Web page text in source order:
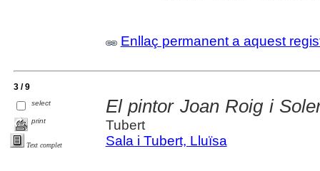
Enllaç permanent a aquest
3 / 9
select
print
Text complet
El pintor Joan Roig i
Tubert
Sala i Tubert, Lluïsa